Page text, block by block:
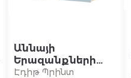
Աննայի
Երազանքների
տունը {5} /
Էդիթ Պրինտ